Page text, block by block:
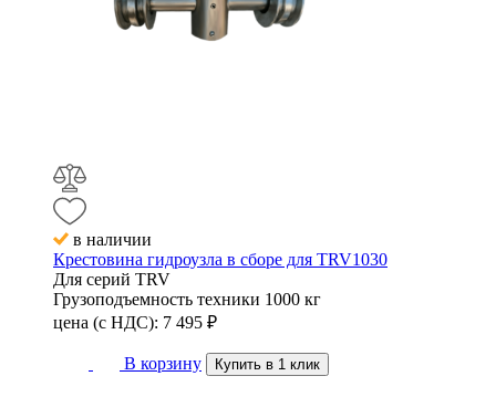
в наличии
Крестовина гидроузла в сборе для TRV1030
Для серий TRV
Грузоподъемность техники 1000 кг
цена (с НДС): 7 495 ₽
В корзину Купить в 1 клик